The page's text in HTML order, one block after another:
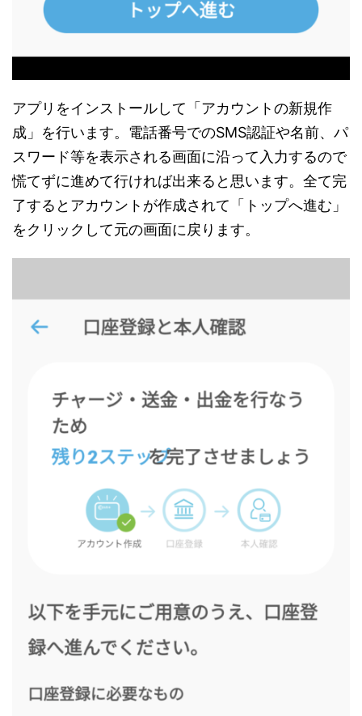
アプリをインストールして「アカウントの新規作
成」を行います。電話番号でのSMS認証や名前、パ
スワード等を表示される画面に沿って入力するので
慌てずに進めて行ければ出来ると思います。全て完
了するとアカウントが作成されて「トップへ進む」
をクリックして元の画面に戻ります。